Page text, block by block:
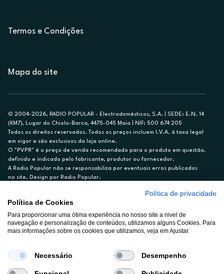
Termos e Condições
Mapa do site
© 2004-2026, RADIO POPULAR - Electrodomésticos, S.A. | SEDE: E.N. 14
(KM7), Lugar do Chiolo-Barca, 4475-045 Maia | NIF: 500 674 205
Todos os direitos reservados. Todos os preços incluem I.V.A. à taxa legal
em vigor e são exclusivos da loja online.
O "PVPR" é o preço de venda recomendado para o produto em questão,
definido e indicado pelo fabricante, produtor ou fornecedor.
A Radio Popular não se responsabiliza por eventuais erros publicados
no site. Design por Radio Popular.
Ex. para limite de crédito de €1.500, reembolsado em 12 meses, TAN
14,79%.
Crédito sujeito a aprovação pelo Cetelem, marca BNP Paribas Personal
Finance, S.A., Sucursal em Portugal. Informe-se no 21 721 90 00 (dias
A Rádio Popular – Eletrodomésticos S.A. (Registo BdP848) atua como
intermediário de crédito a título acessório e com exclusividade (registo
BdP 2314.)
Política de privacidade
Política de Cookies
Para proporcionar uma ótima experiência no nosso site a nivel de
navegação e personalização de conteúdos, utilizamos alguns Cookies. Para
mais informações sobre os cookies que utilizamos, veja em Ajustar.
Necessário Desempenho